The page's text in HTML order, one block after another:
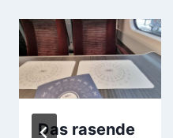
Das rasende